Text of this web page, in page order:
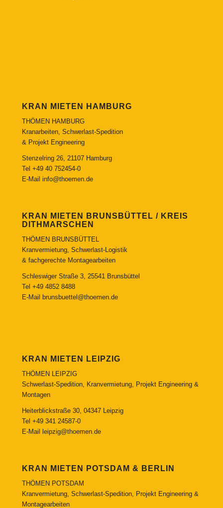
KRAN MIETEN HAMBURG
THÖMEN HAMBURG
Kranarbeiten, Schwerlast-Spedition
& Projekt Engineering
Stenzelring 26, 21107 Hamburg
Tel +49 40 752454-0
E-Mail info@thoemen.de
KRAN MIETEN BRUNSBÜTTEL / KREIS
DITHMARSCHEN
THÖMEN BRUNSBÜTTEL
Kranvermietung, Schwerlast-Logistik
& fachgerechte Montagearbeiten
Schleswiger Straße 3, 25541 Brunsbüttel
Tel +49 4852 8488
E-Mail
brunsbuettel@thoemen.de
KRAN MIETEN LEIPZIG
THÖMEN LEIPZIG
Schwerlast-Spedition, Kranvermietung, Projekt Engineering &
Montagen
Heiterblickstraße 30, 04347 Leipzig
Tel +49 341 24587-0
E-Mail
leipzig@thoemen.de
KRAN MIETEN POTSDAM & BERLIN
THÖMEN POTSDAM
Kranvermietung, Schwerlast-Spedition, Projekt Engineering &
Montagearbeiten